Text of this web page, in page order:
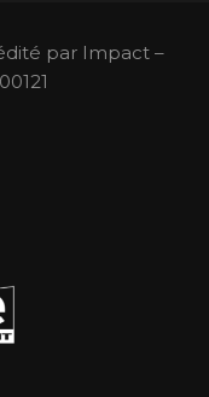
par Impact –